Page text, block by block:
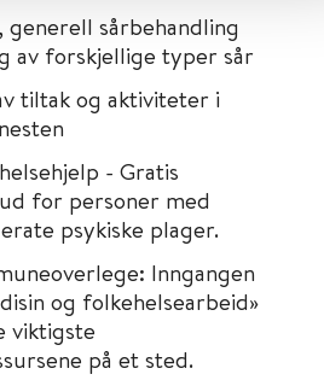
generell sårbehandling
av forskjellige typer sår
tiltak og aktiviteter i
- Gratis
for personer med
psykiske plager.
Inngangen
og folkehelsearbeid»
viktigste
på et sted.